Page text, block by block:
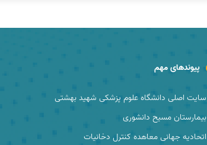
پیوندهای مهم
سایت اصلی دانشگاه علوم پزشکی شهید بهشتی
بیمارستان مسیح دانشوری
اتحادیه جهانی معاهده کنترل دخانیات